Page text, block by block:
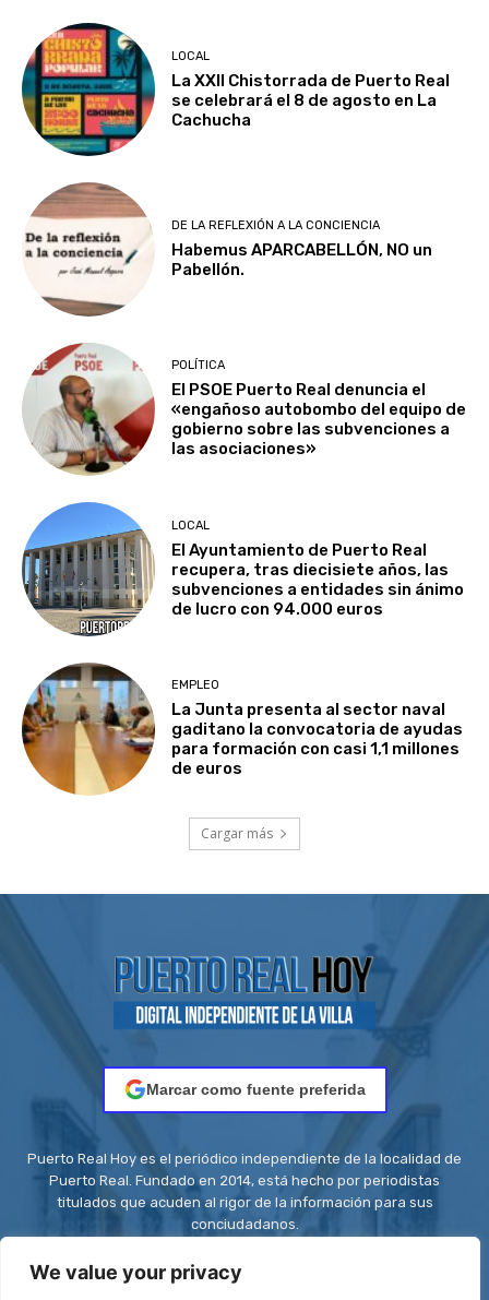
We value your privacy
LOCAL
La XXII Chistorrada de Puerto Real
se celebrará el 8 de agosto en La
Cachucha
DE LA REFLEXIÓN A LA CONCIENCIA
Habemus APARCABELLÓN, NO un
Pabellón.
POLÍTICA
El PSOE Puerto Real denuncia el
«engañoso autobombo del equipo de
gobierno sobre las subvenciones a
las asociaciones»
LOCAL
El Ayuntamiento de Puerto Real
recupera, tras diecisiete años, las
subvenciones a entidades sin ánimo
de lucro con 94.000 euros
EMPLEO
La Junta presenta al sector naval
gaditano la convocatoria de ayudas
para formación con casi 1,1 millones
de euros
Cargar más
Marcar como fuente preferida
Puerto Real Hoy es el periódico independiente de la localidad de
Puerto Real. Fundado en 2014, está hecho por periodistas
titulados que acuden al rigor de la información para sus
conciudadanos.
Contacto: redaccion@puertorealhoy.es